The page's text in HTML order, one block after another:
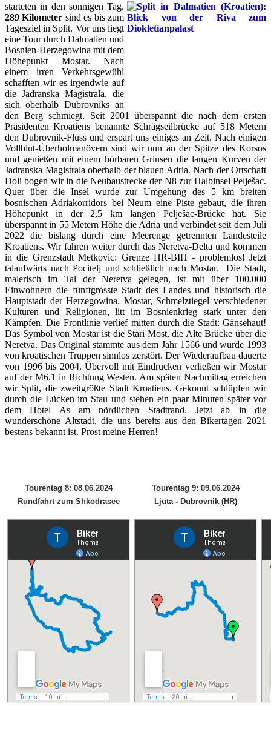
starteten in den sonnigen Tag.
289 Kilometer sind es bis zum
Tagesziel in Split. Vor uns liegt
eine Tour durch Dalmatien und
Bosnien-Herzegowina mit dem
Höhepunkt Mostar. Nach
einem irren Verkehrsgewühl
schafften wir es irgendwie auf
die Jadranska Magistrala, die
sich oberhalb Dubrovniks an
den Berg schmiegt. Seit 2001 überspannt die nach dem ersten
Präsidenten Kroatiens benannte Schrägseilbrücke auf 518 Metern
den Dubrovnik-Fluss und erspart uns einiges an Zeit. Nach einigen
Vollblut-Überholmanövern sind wir nun an der Spitze des Korsos
und genießen mit einem hörbaren Grinsen die langen Kurven der
Jadranska Magistrala oberhalb der blauen Adria. Nach der Ortschaft
Doli bogen wir in die Neubaustrecke der N8 zur Halbinsel Pelješac.
Quer über die Insel wurde zur Umgehung des 5 km breiten
bosnischen Adriakorridors bei Neum eine Piste gebaut, die ihren
Höhepunkt in der 2,5 km langen Pelješac-Brücke hat. Sie
überspannt in 55 Metern Höhe die Adria und verbindet seit dem Juli
2022 die bislang durch eine Meerenge getrennten Landesteile
Kroatiens. Wir fahren weiter durch das Neretva-Delta und kommen
in die Grenzstadt Metkovic: Grenze HR-BIH - problemlos! Jetzt
talaufwärts nach Pocitelj und schließlich nach Mostar. Die Stadt,
malerisch im Tal der Neretva gelegen, ist mit über 100.000
Einwohnern die fünftgrösste Stadt des Landes und historisch die
Hauptstadt der Herzegowina. Mostar, Schmelztiegel verschiedener
Kulturen und Religionen, litt im Bosnienkrieg stark unter den
Kämpfen. Die Frontlinie verlief mitten durch die Stadt: Gänsehaut!
Das Symbol von Mostar ist die Stari Most, die Alte Brücke über die
Neretva. Das Original stammte aus dem Jahr 1566 und wurde 1993
von kroatischen Truppen sinnlos zerstört. Der Wiederaufbau dauerte
von 1996 bis 2004. Übervoll mit Eindrücken verließen wir Mostar
auf der M6.1 in Richtung Westen. Am späten Nachmittag erreichen
wir Split, die zweitgrößte Stadt Kroatiens. Gekonnt schlüpfen wir
durch die Lücken im Stau und stehen ein paar Minuten später vor
dem Hotel As am nördlichen Stadtrand. Jetzt ab in die
wunderschöne Altstadt, die uns bereits aus den Bikertagen 2021
bestens bekannt ist. Prost meine Herren!
Tourentag 8: 08.06.2024
Tourentag 9: 09.06.2024
Rundfahrt zum Shkodrasee
Ljuta - Dubrovnik (HR)